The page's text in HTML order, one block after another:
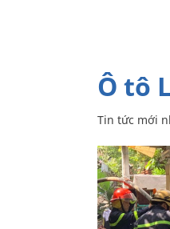
ô tô
Tin tức mới